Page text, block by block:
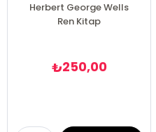
Herbert George Wells
Ren Kitap
₺250,00